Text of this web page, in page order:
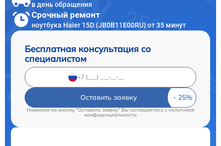
в день обращения
Срочный ремонт
ноутбука Haier 15D (JB0B11E00RU) от 35 минут
Бесплатная консультация со
специалистом
Оставить заявку
Нажимая на кнопку "Оставить заявку" Вы соглашаетесь cполитикой
конфиденциальности